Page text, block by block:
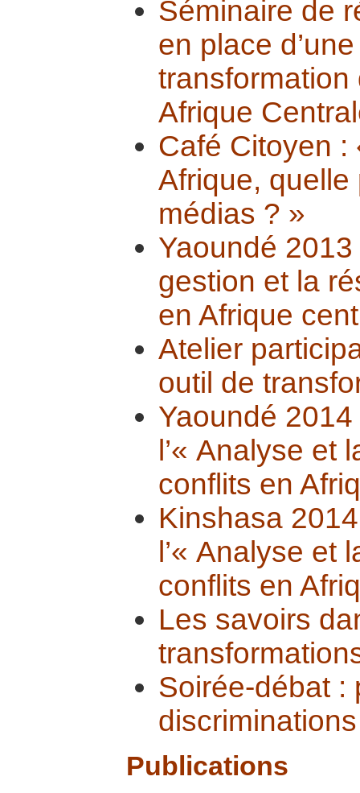
Séminaire de
en place
Afrique
Café Citoyen :
Afrique,
médias ? »
Yaoundé 2013
gestion et la
en Afrique
Atelier
outil de
Yaoundé 2014
l’« Analyse et
conflits en
Kinshasa
l’« Analyse et
conflits en
Les savoirs
Soirée-débat :
Publications